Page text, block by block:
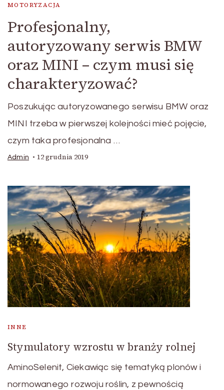
MOTORYZACJA
Profesjonalny,
autoryzowany serwis BMW
oraz MINI – czym musi się
charakteryzować?
Poszukując autoryzowanego serwisu BMW oraz
MINI trzeba w pierwszej kolejności mieć pojęcie,
czym taka profesjonalna …
Admin 12 grudnia 2019
INNE
Stymulatory wzrostu w branży rolnej
AminoSelenit, Ciekawiąc się tematyką plonów i
normowanego rozwoju roślin, z pewnością